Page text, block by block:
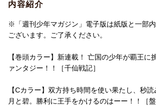
内容紹介
※「週刊少年マガジン」電子版は紙版と一部
ございます。ご了承ください。
【巻頭カラー】新連載！ 亡国の少年が覇王に
ァンタジー！！［千仙戦記］
【Cカラー】双方持ち時間を使い果たし、秒読
月と碧。勝利に王手をかけるのはーー！！［盤